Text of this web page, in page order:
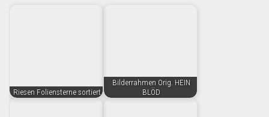
Riesen Foliensterne sortiert
Bilderrahmen Orig. HEIN
BLÖD